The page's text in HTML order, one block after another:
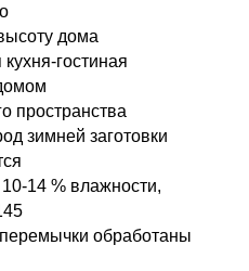
дома
гостиная
пространства
зимней заготовки
14 % влажности,
обработаны